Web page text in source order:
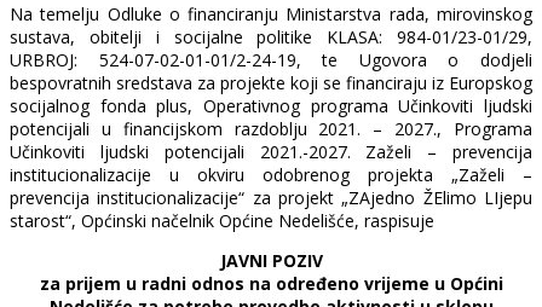
Na temelju Odluke o financiranju Ministarstva rada, mirovinskog
sustava, obitelji i socijalne politike KLASA: 984-01/23-01/29,
URBROJ: 524-07-02-01-01/2-24-19, te Ugovora o dodjeli
bespovratnih sredstava za projekte koji se financiraju iz Europskog
socijalnog fonda plus, Operativnog programa Učinkoviti ljudski
potencijali u financijskom razdoblju 2021. – 2027., Programa
Učinkoviti ljudski potencijali 2021.-2027. Zaželi – prevencija
institucionalizacije u okviru odobrenog projekta „Zaželi –
prevencija institucionalizacije“ za projekt „ZAjedno ŽElimo LIjepu
starost“, Općinski načelnik Općine Nedelišće, raspisuje
JAVNI POZIV
za prijem u radni odnos na određeno vrijeme u Općini